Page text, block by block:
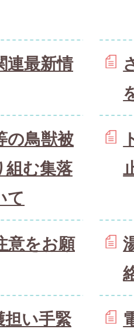
連最新情
の鳥獣被
組む集落
て
意をお願
担い手緊